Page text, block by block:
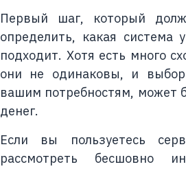
Первый шаг, который
определить, какая система
подходит. Хотя есть много
они не одинаковы, и выбор
вашим потребностям, может
денег.
Если вы пользуетесь
рассмотреть бесшовно